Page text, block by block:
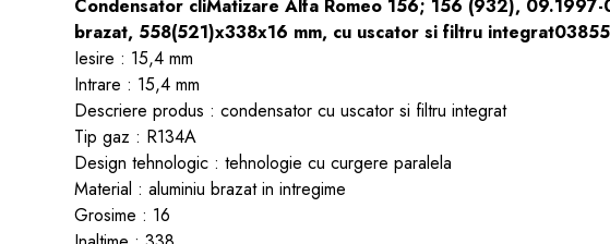
Condensator cliMatizare Alfa Romeo 156; 156 (932),
brazat, 558(521)x338x16 mm, cu uscator si filtru
Iesire : 15,4 mm
Intrare : 15,4 mm
Descriere produs : condensator cu uscator si filtru integrat
Tip gaz : R134A
Design tehnologic : tehnologie cu curgere paralela
Material : aluminiu brazat in intregime
Grosime : 16